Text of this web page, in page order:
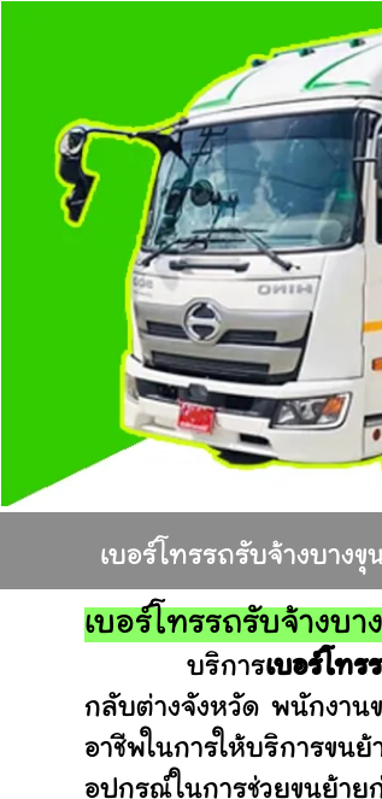
เบอร์โทรรถรับจ้างบางขุ
เบอร์โทรรถรับจ้างบา
บริการเบอร์โทร
กลับต่างจังหวัด พนักงาน
อาชีพในการให้บริการขน
อุปกรณ์ในการช่วยขนย้าย